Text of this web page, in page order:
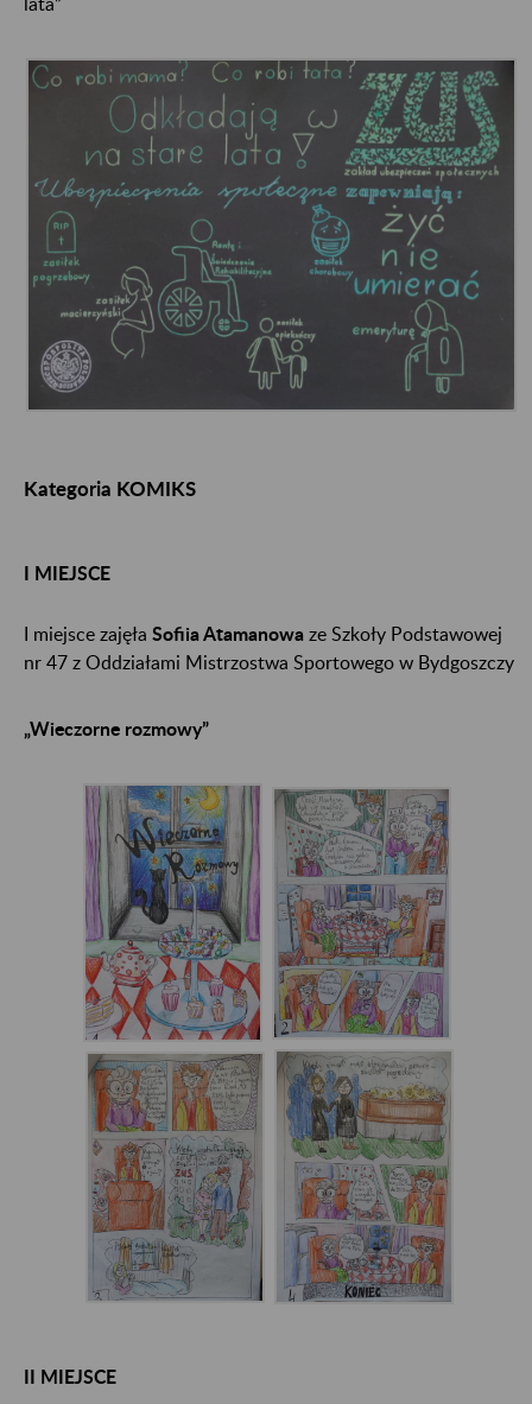
Kategoria KOMIKS
I MIEJSCE
I miejsce zajęła Sofiia Atamanowa ze Szkoły Podstawowej
nr 47 z Oddziałami Mistrzostwa Sportowego w Bydgoszczy
„Wieczorne rozmowy”
II MIEJSCE